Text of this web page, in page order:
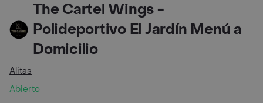
The Cartel Wings -
Polideportivo El Jardín Menú a
Domicilio
Alitas
Abierto